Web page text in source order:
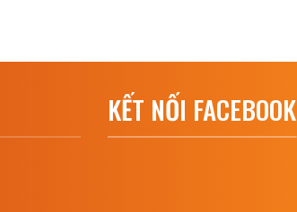
KẾT NỐI FACEBOOK